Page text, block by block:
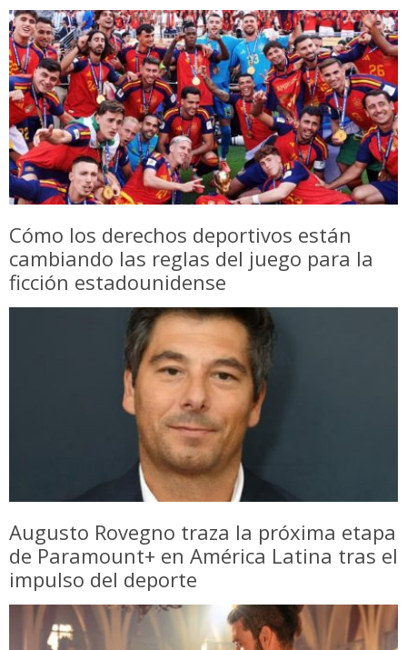
Cómo los derechos deportivos están
cambiando las reglas del juego para la
ficción estadounidense
Augusto Rovegno traza la próxima etapa
de Paramount+ en América Latina tras el
impulso del deporte